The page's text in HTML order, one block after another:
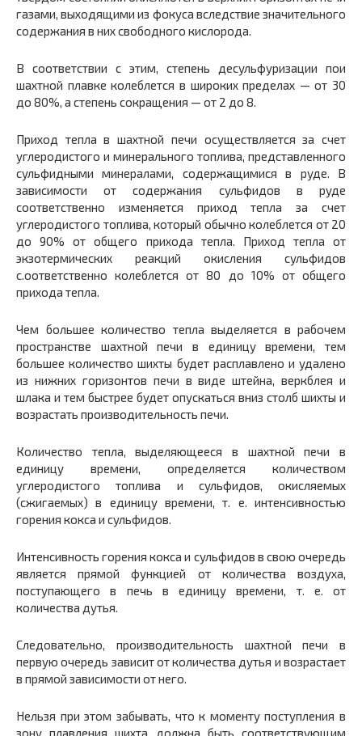
газами, выходящими из фоку­са вследствие значительного
содержания в них свободного кис­лорода.
В соответствии с этим, степень десульфуризации пои
шахтной плавке колеблется в широких пределах — от 30
до 80%, а степень сокращения — от 2 до 8.
Приход тепла в шахтной печи осуществляется за счет
углеродистого и минерального топлива, представленного
сульфид­ными минералами, содержащимися в руде. В
зависимости от со­держания сульфидов в руде
соответственно изменяется приход тепла за счет
углеродистого топлива, который обычно колеб­лется от 20
до 90% от общего прихода тепла. Приход тепла от
экзотермических реакций окисления сульфидов
с.оответственно колеблется от 80 до 10% от общего
прихода тепла.
Чем большее количество тепла выделяется в рабочем
прост­ранстве шахтной печи в единицу времени, тем
большее количе­ство шихты будет расплавлено и удалено
из нижних горизонтов печи в виде штейна, веркблея и
шлака и тем быстрее будет опус­каться вниз столб шихты и
возрастать производительность печи.
Количество тепла, выделяющееся в шахтной печи в
единицу времени, определяется количеством
углеродистого топлива и сульфидов, окисляемых
(сжигаемых) в единицу времени, т. е. интенсивностью
горения кокса и сульфидов.
Интенсивность горения кокса и сульфидов в свою очередь
является прямой функцией от количества воздуха,
поступающего в печь в единицу времени, т. е. от
количества дутья.
Следовательно, производительность шахтной печи в
первую очередь зависит от количества дутья и возрастает
в прямой за­висимости от него.
Нельзя при этом забывать, что к моменту поступления в
зону плавления шихта должна быть соответствующим